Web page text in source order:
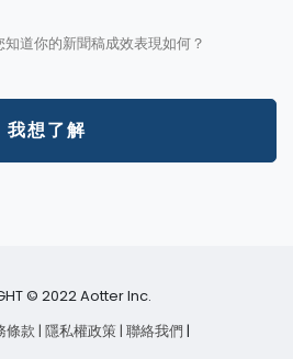
道你的新聞稿成效表現如何？
我想了解
© 2022 Aotter Inc.
條款 | 隱私權政策 | 聯絡我們 |